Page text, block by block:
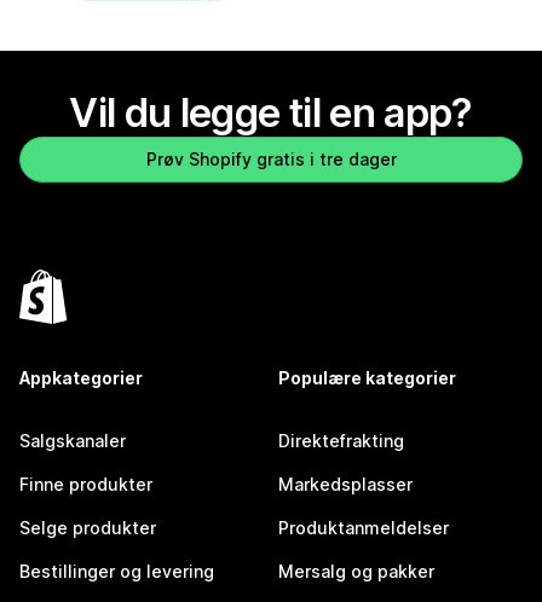
Vil du legge til en app?
Prøv Shopify gratis i tre dager
Appkategorier
Salgskanaler
Finne produkter
Selge produkter
Bestillinger og levering
Populære kategorier
Direktefrakting
Markedsplasser
Produktanmeldelser
Mersalg og pakker